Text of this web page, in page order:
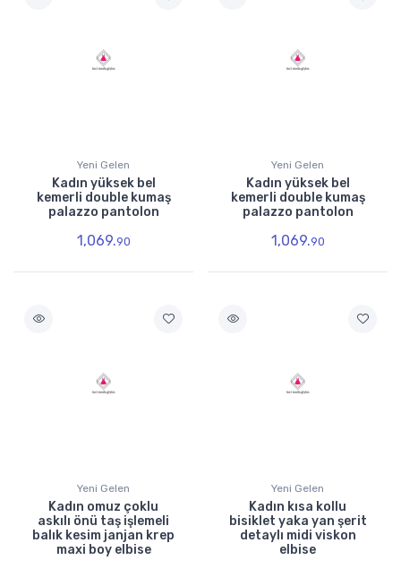
Yeni Gelen
Kadın yüksek bel
kemerli double kumaş
palazzo pantolon
1,069.90
Yeni Gelen
Kadın yüksek bel
kemerli double kumaş
palazzo pantolon
1,069.90
Yeni Gelen
Kadın omuz çoklu
askılı önü taş işlemeli
balık kesim janjan krep
maxi boy elbise
Yeni Gelen
Kadın kısa kollu
bisiklet yaka yan şerit
detaylı midi viskon
elbise